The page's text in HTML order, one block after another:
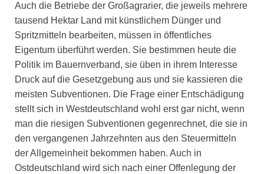
Auch die Betriebe der Großagrarier, die jeweils mehrere
tausend Hektar Land mit künstlichem Dünger und
Spritzmitteln bearbeiten, müssen in öffentliches
Eigentum überführt werden. Sie bestimmen heute die
Politik im Bauernverband, sie üben in ihrem Interesse
Druck auf die Gesetzgebung aus und sie kassieren die
meisten Subventionen. Die Frage einer Entschädigung
stellt sich in Westdeutschland wohl erst gar nicht, wenn
man die riesigen Subventionen gegenrechnet, die sie in
den vergangenen Jahrzehnten aus den Steuermitteln
der Allgemeinheit bekommen haben. Auch in
Ostdeutschland wird sich nach einer Offenlegung der